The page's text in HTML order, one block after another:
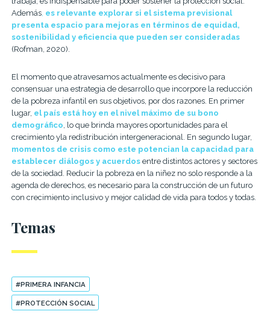
Además, es relevante explorar si el sistema previsional
presenta espacio para mejoras en términos de equidad,
sostenibilidad y eficiencia que pueden ser consideradas
(Rofman, 2020).
El momento que atravesamos actualmente es decisivo para
consensuar una estrategia de desarrollo que incorpore la reducción
de la pobreza infantil en sus objetivos, por dos razones. En primer
lugar, el país está hoy en el nivel máximo de su bono
demográfico, lo que brinda mayores oportunidades para el
crecimiento yla redistribución intergeneracional. En segundo lugar,
momentos de crisis como este potencian la capacidad para
establecer diálogos y acuerdosentre distintos actores y sectores
de la sociedad. Reducir la pobreza en la niñez no solo responde a la
agenda de derechos, es necesario para la construcción de un futuro
con crecimiento inclusivo y mejor calidad de vida para todos y todas.
Temas
#PRIMERA INFANCIA
#PROTECCIÓN SOCIAL